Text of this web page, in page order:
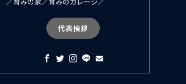
代表挨拶